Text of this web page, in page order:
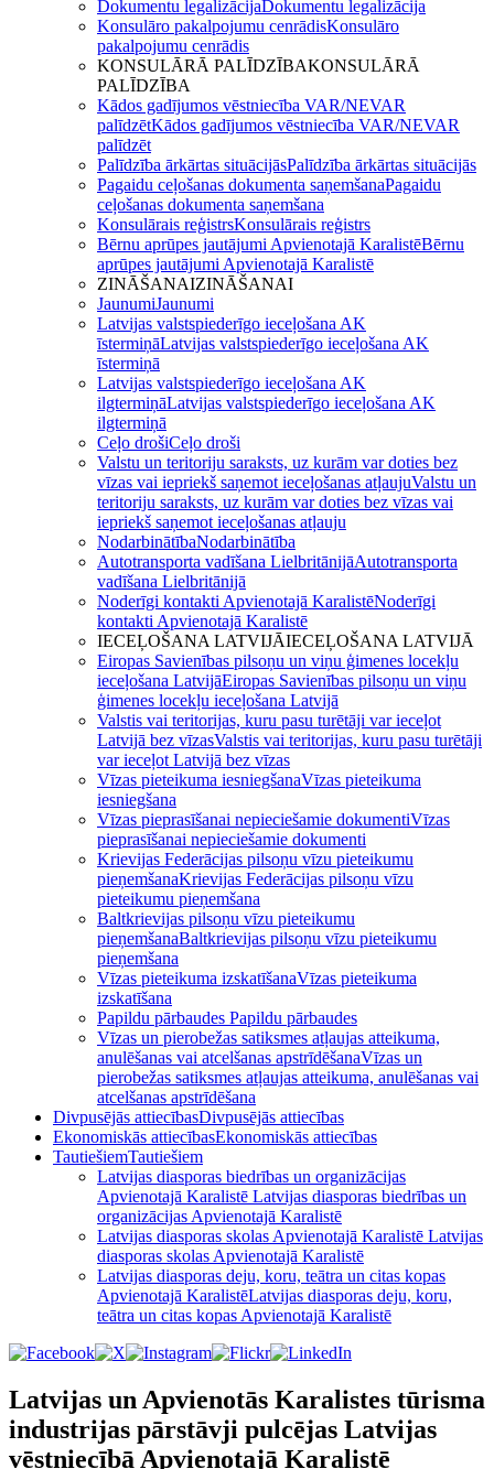
Dokumentu legalizācijaDokumentu legalizācija
Konsulāro pakalpojumu cenrādisKonsulāro
pakalpojumu cenrādis
KONSULĀRĀ PALĪDZĪBAKONSULĀRĀ
PALĪDZĪBA
Kādos gadījumos vēstniecība VAR/NEVAR
palīdzētKādos gadījumos vēstniecība VAR/NEVAR
palīdzēt
Palīdzība ārkārtas situācijāsPalīdzība ārkārtas situācijās
Pagaidu ceļošanas dokumenta saņemšanaPagaidu
ceļošanas dokumenta saņemšana
Konsulārais reģistrsKonsulārais reģistrs
Bērnu aprūpes jautājumi Apvienotajā KaralistēBērnu
aprūpes jautājumi Apvienotajā Karalistē
ZINĀŠANAIZINĀŠANAI
JaunumiJaunumi
Latvijas valstspiederīgo ieceļošana AK
īstermiņāLatvijas valstspiederīgo ieceļošana AK
īstermiņā
Latvijas valstspiederīgo ieceļošana AK
ilgtermiņāLatvijas valstspiederīgo ieceļošana AK
ilgtermiņā
Ceļo drošiCeļo droši
Valstu un teritoriju saraksts, uz kurām var doties bez
vīzas vai iepriekš saņemot ieceļošanas atļaujuValstu un
teritoriju saraksts, uz kurām var doties bez vīzas vai
iepriekš saņemot ieceļošanas atļauju
NodarbinātībaNodarbinātība
Autotransporta vadīšana LielbritānijāAutotransporta
vadīšana Lielbritānijā
Noderīgi kontakti Apvienotajā KaralistēNoderīgi
kontakti Apvienotajā Karalistē
IECEĻOŠANA LATVIJĀIECEĻOŠANA LATVIJĀ
Eiropas Savienības pilsoņu un viņu ģimenes locekļu
ieceļošana LatvijāEiropas Savienības pilsoņu un viņu
ģimenes locekļu ieceļošana Latvijā
Valstis vai teritorijas, kuru pasu turētāji var ieceļot
Latvijā bez vīzasValstis vai teritorijas, kuru pasu turētāji
var ieceļot Latvijā bez vīzas
Vīzas pieteikuma iesniegšanaVīzas pieteikuma
iesniegšana
Vīzas pieprasīšanai nepieciešamie dokumentiVīzas
pieprasīšanai nepieciešamie dokumenti
Krievijas Federācijas pilsoņu vīzu pieteikumu
pieņemšanaKrievijas Federācijas pilsoņu vīzu
pieteikumu pieņemšana
Baltkrievijas pilsoņu vīzu pieteikumu
pieņemšanaBaltkrievijas pilsoņu vīzu pieteikumu
pieņemšana
Vīzas pieteikuma izskatīšanaVīzas pieteikuma
izskatīšana
Papildu pārbaudes Papildu pārbaudes
Vīzas un pierobežas satiksmes atļaujas atteikuma,
anulēšanas vai atcelšanas apstrīdēšanaVīzas un
pierobežas satiksmes atļaujas atteikuma, anulēšanas vai
atcelšanas apstrīdēšana
Divpusējās attiecībasDivpusējās attiecības
Ekonomiskās attiecībasEkonomiskās attiecības
TautiešiemTautiešiem
Latvijas diasporas biedrības un organizācijas
Apvienotajā Karalistē Latvijas diasporas biedrības un
organizācijas Apvienotajā Karalistē
Latvijas diasporas skolas Apvienotajā Karalistē Latvijas
diasporas skolas Apvienotajā Karalistē
Latvijas diasporas deju, koru, teātra un citas kopas
Apvienotajā KaralistēLatvijas diasporas deju, koru,
teātra un citas kopas Apvienotajā Karalistē
Latvijas un Apvienotās Karalistes tūrisma
industrijas pārstāvji pulcējas Latvijas
vēstniecībā Apvienotajā Karalistē